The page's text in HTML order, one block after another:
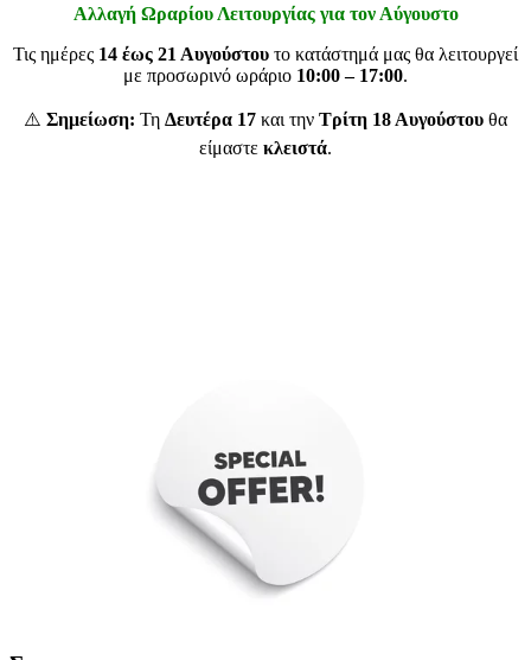
Αλλαγή Ωραρίου Λειτουργίας για τον Αύγουστο
Τις ημέρες 14 έως 21 Αυγούστου το κατάστημά μας θα λειτουργεί
με προσωρινό ωράριο 10:00 – 17:00.
⚠️ Σημείωση: Τη Δευτέρα 17 και την Τρίτη 18 Αυγούστου θα
είμαστε κλειστά.